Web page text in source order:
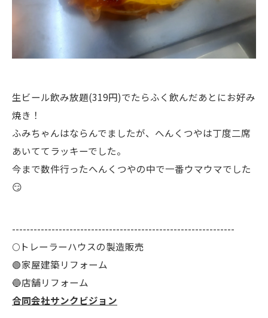
生ビール飲み放題(319円)でたらふく飲んだあとにお好み
焼き！
ふみちゃんはならんでましたが、へんくつやは丁度二席
あいててラッキーでした。
今まで数件行ったへんくつやの中で一番ウマウマでした
😏
--------------------------------------------------------------
🌕️トレーラーハウスの製造販売
🟢家屋建築リフォーム
🔵店舗リフォーム
合同会社サンクビジョン